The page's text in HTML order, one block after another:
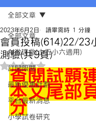
全部文章
AI微課堂(小五小六適用)
訂閱限閱
最新優惠計劃
平台最新消息
小學試卷研究
全部文章
會員投稿(614)22/23
測驗(共9頁)
2023年6月2日 讀畢需時 1 分鐘
評等為 NaN（最高為 5
查閱試題
本文尾部
分